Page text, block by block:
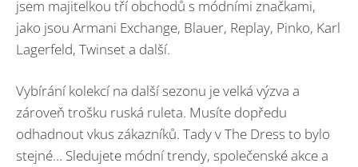
jsem majitelkou tří obchodů s módními značkami,
jako jsou Armani Exchange, Blauer, Replay, Pinko, Karl
Lagerfeld, Twinset a další.
Vybírání kolekcí na další sezonu je velká výzva a
zároveň trošku ruská ruleta. Musíte dopředu
odhadnout vkus zákazníků. Tady v The Dress to bylo
stejné… Sledujete módní trendy, společenské akce a